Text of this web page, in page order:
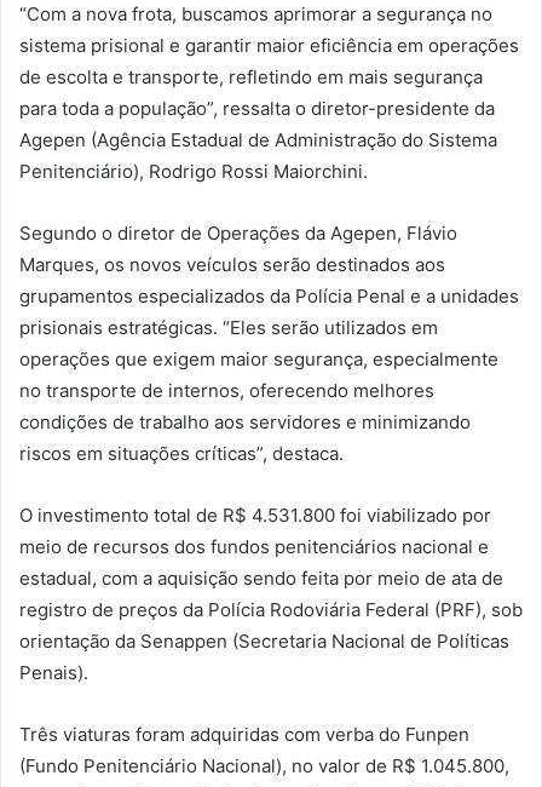
“Com a nova frota, buscamos aprimorar a segurança no
sistema prisional e garantir maior eficiência em operações
de escolta e transporte, refletindo em mais segurança
para toda a população”, ressalta o diretor-presidente da
Agepen (Agência Estadual de Administração do Sistema
Penitenciário), Rodrigo Rossi Maiorchini.
Segundo o diretor de Operações da Agepen, Flávio
Marques, os novos veículos serão destinados aos
grupamentos especializados da Polícia Penal e a unidades
prisionais estratégicas. “Eles serão utilizados em
operações que exigem maior segurança, especialmente
no transporte de internos, oferecendo melhores
condições de trabalho aos servidores e minimizando
riscos em situações críticas”, destaca.
O investimento total de R$ 4.531.800 foi viabilizado por
meio de recursos dos fundos penitenciários nacional e
estadual, com a aquisição sendo feita por meio de ata de
registro de preços da Polícia Rodoviária Federal (PRF), sob
orientação da Senappen (Secretaria Nacional de Políticas
Penais).
Três viaturas foram adquiridas com verba do Funpen
(Fundo Penitenciário Nacional), no valor de R$ 1.045.800,